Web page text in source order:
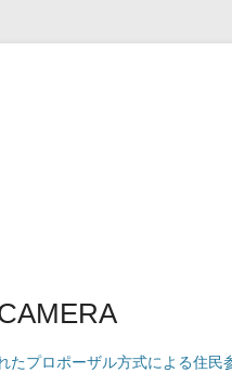
たプロポーザル方式による住民